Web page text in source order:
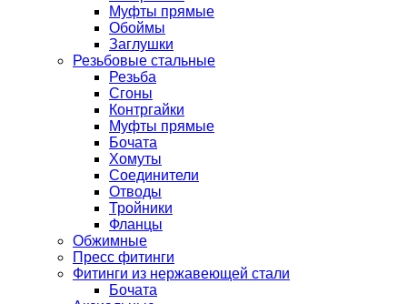
Муфты прямые
Обоймы
Заглушки
Резьбовые стальные
Резьба
Сгоны
Контргайки
Муфты прямые
Бочата
Хомуты
Соединители
Отводы
Тройники
Фланцы
Обжимные
Пресс фитинги
Фитинги из нержавеющей стали
Бочата